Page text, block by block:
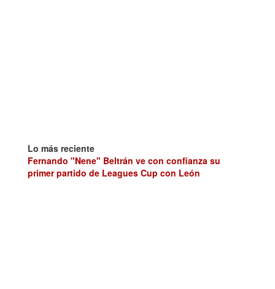
Lo más reciente
Fernando "Nene" Beltrán ve con confianza su
primer partido de Leagues Cup con León